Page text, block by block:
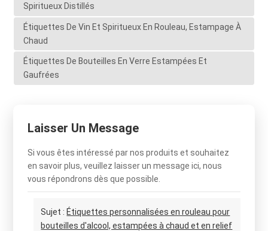
Spiritueux Distillés
Étiquettes De Vin Et Spiritueux En Rouleau, Estampage À
Chaud
Étiquettes De Bouteilles En Verre Estampées Et
Gaufrées
Laisser Un Message
Si vous êtes intéressé par nos produits et souhaitez
en savoir plus, veuillez laisser un message ici, nous
vous répondrons dès que possible.
Sujet : Étiquettes personnalisées en rouleau pour
bouteilles d'alcool, estampées à chaud et en relief